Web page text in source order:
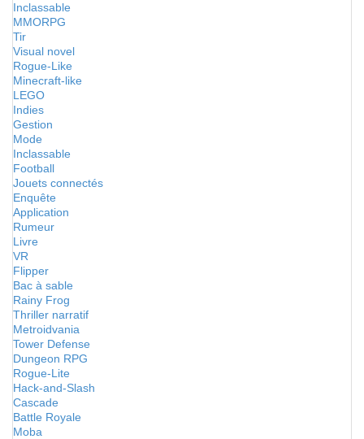
Inclassable
MMORPG
Tir
Visual novel
Rogue-Like
Minecraft-like
LEGO
Indies
Gestion
Mode
Inclassable
Football
Jouets connectés
Enquête
Application
Rumeur
Livre
VR
Flipper
Bac à sable
Rainy Frog
Thriller narratif
Metroidvania
Tower Defense
Dungeon RPG
Rogue-Lite
Hack-and-Slash
Cascade
Battle Royale
Moba